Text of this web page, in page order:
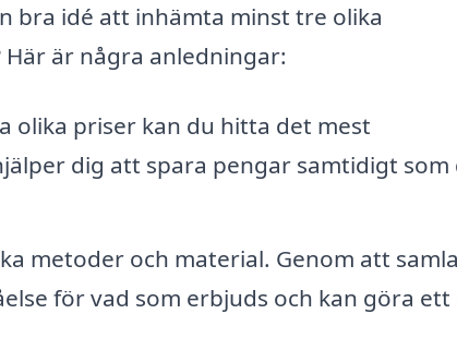
bra idé att inhämta minst tre olika
är några anledningar:
olika priser kan du hitta det mest
dig att spara pengar samtidigt som
metoder och material. Genom att
för vad som erbjuds och kan göra ett